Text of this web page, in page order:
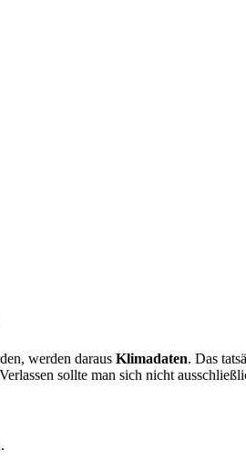
werden daraus Klimadaten. Das
sollte man sich nicht